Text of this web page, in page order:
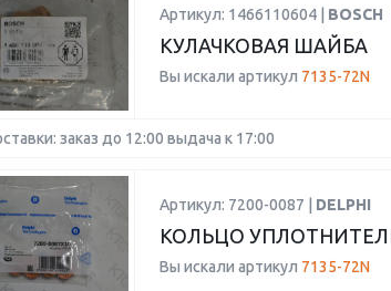
Артикул: 1466110604 | BOSCH
КУЛАЧКОВАЯ ШАЙБА
Вы искали артикул 7135-72N
заказ до 12:00 выдача к 17:00
Артикул: 7200-0087 | DELPHI
КОЛЬЦО
Вы искали артикул 7135-72N